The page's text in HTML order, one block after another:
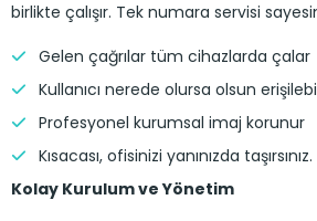
birlikte çalışır. Tek numara servisi
Gelen çağrılar tüm cihazlarda çalar
Kullanıcı nerede olursa olsun
Profesyonel kurumsal imaj korunur
Kısacası, ofisinizi yanınızda taşırsınız.
Kolay Kurulum ve Yönetim